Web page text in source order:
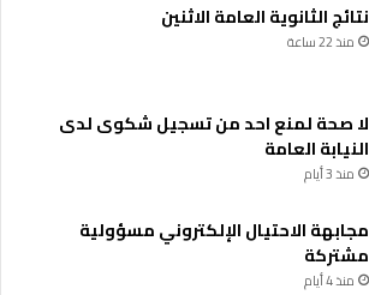
نتائج الثانوية العامة الاثنين
منذ 22 ساعة
لا صحة لمنع احد من تسجيل شكوى لدى
النيابة العامة
منذ 3 أيام
مجابهة الاحتيال الإلكتروني مسؤولية
مشتركة
منذ 4 أيام